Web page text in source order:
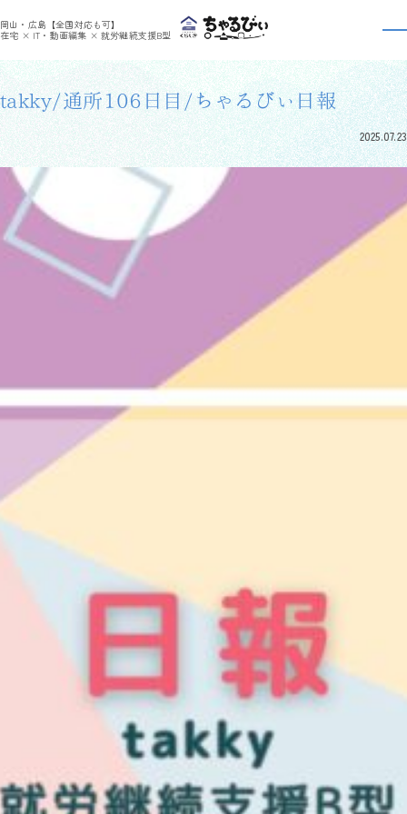
岡山・広島【全国対応も可】
在宅 × IT・動画編集 × 就労継続支援B型
利用者さんの日報 >
利用者さんの日報
takky/通所106日目/ちゃるびぃ日報
2025.07.23